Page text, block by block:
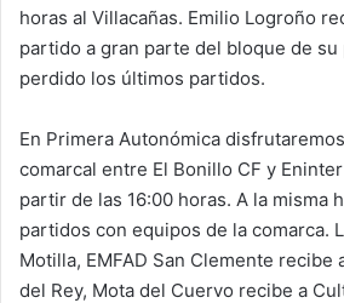
horas al Villacañas. Emilio Logroño
partido a gran parte del bloque de
perdido los últimos partidos.
En Primera Autonómica
comarcal entre El Bonillo CF y
partir de las 16:00 horas. A la misma
partidos con equipos de la comarca.
Motilla, EMFAD San Clemente recibe
del Rey, Mota del Cuervo recibe a